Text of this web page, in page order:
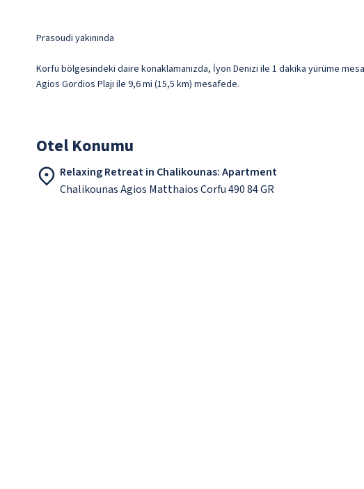
Prasoudi yakınında
Korfu bölgesindeki daire konaklamanızda, İyon Denizi ile 1 dakika yürüme
Agios Gordios Plajı ile 9,6 mi (15,5 km) mesafede.
Otel Konumu
Relaxing Retreat in Chalikounas: Apartment
Chalikounas Agios Matthaios Corfu 490 84 GR